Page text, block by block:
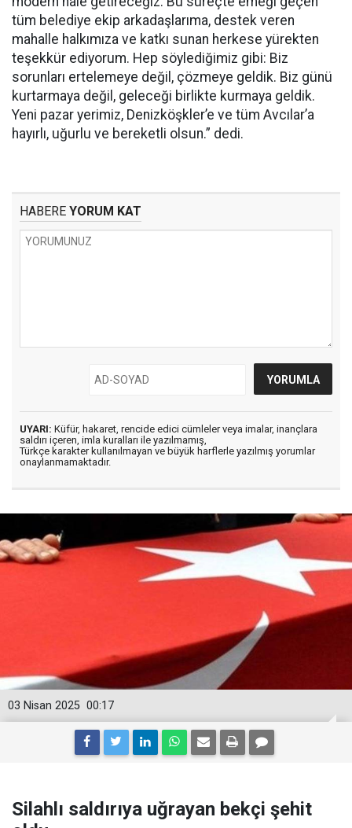
tüm belediye ekip arkadaşlarıma, destek veren
mahalle halkımıza ve katkı sunan herkese yürekten
teşekkür ediyorum. Hep söylediğimiz gibi: Biz
sorunları ertelemeye değil, çözmeye geldik. Biz günü
kurtarmaya değil, geleceği birlikte kurmaya geldik.
Yeni pazar yerimiz, Denizköşkler’e ve tüm Avcılar’a
hayırlı, uğurlu ve bereketli olsun.” dedi.
HABERE YORUM KAT
UYARI: Küfür, hakaret, rencide edici cümleler veya imalar, inançlara
saldırı içeren, imla kuralları ile yazılmamış,
Türkçe karakter kullanılmayan ve büyük harflerle yazılmış yorumlar
onaylanmamaktadır.
00:17
03 Nisan 2025
Silahlı saldırıya uğrayan bekçi şehit